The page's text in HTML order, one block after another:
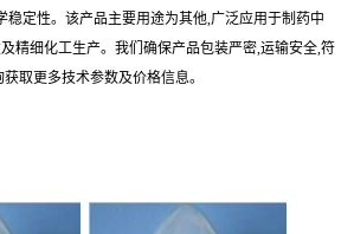
稳定性。该产品主要用途为其他,广泛应用于制药中
精细化工生产。我们确保产品包装严密,运输安全,符
取更多技术参数及价格信息。